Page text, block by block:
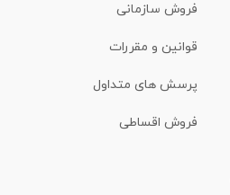
فروش سازمانی
قوانین و مقررات
پرسش های متداول
فروش اقساطی